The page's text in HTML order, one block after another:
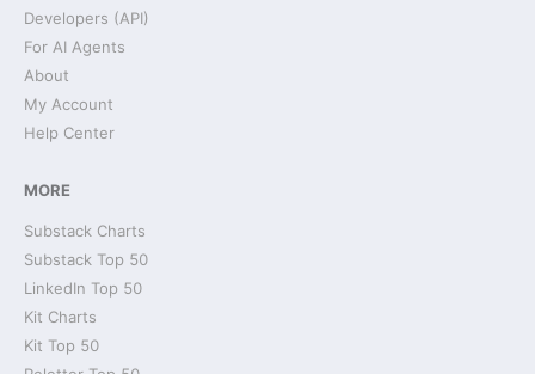
Developers (API)
For AI Agents
About
My Account
Help Center
MORE
Substack Charts
Substack Top 50
LinkedIn Top 50
Kit Charts
Kit Top 50